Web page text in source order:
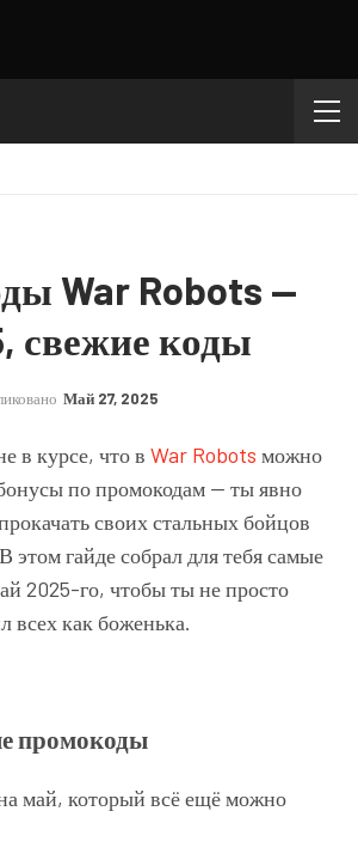
War Robots —
свежие коды
Май 27, 2025
в курсе, что в War Robots можно
по промокодам — ты явно
своих стальных бойцов
этом гайде собрал для тебя самые
2025-го, чтобы ты не просто
всех как боженька.
промокоды
май, который всё ещё можно